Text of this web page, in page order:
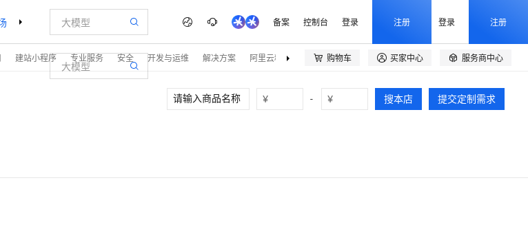
合作伙伴 支持与服务 了解阿里云 备案 控制台 登录 注册 登录 注册
建站小程序 专业服务 安全 开发与运维 解决方案 阿里云精选 伙伴招募
 购物车  买家中心  服务商中心
¥ - ¥ 搜本店 提交定制需求